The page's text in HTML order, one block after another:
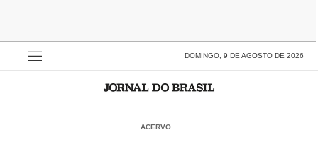
DOMINGO, 9 DE AGOSTO DE 2026
ACERVO